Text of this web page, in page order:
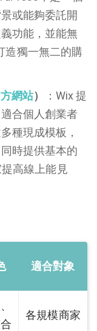
或能夠委託開
功能，並能無
造獨一無二的購
網站）
：Wix 提
合個人創業者
種現成模板，
時提供基本的
高線上能見
適合對象
各規模商家